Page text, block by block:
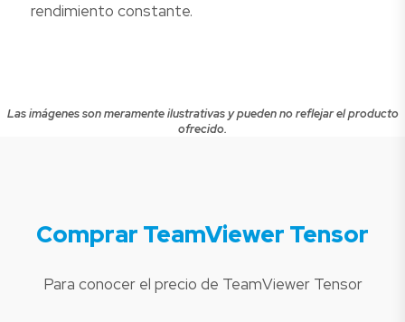
rendimiento constante.
Las imágenes son meramente ilustrativas y pueden no reflejar el producto
ofrecido.
Comprar TeamViewer Tensor
Para conocer el precio de TeamViewer Tensor